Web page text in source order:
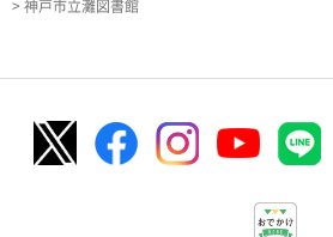
> 神戸市立灘図書館